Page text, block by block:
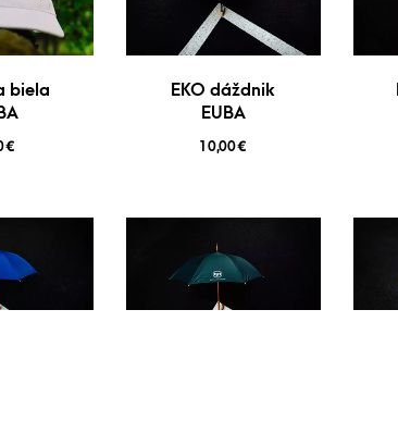
biela
€
EKO dáždnik
EUBA
10,00€